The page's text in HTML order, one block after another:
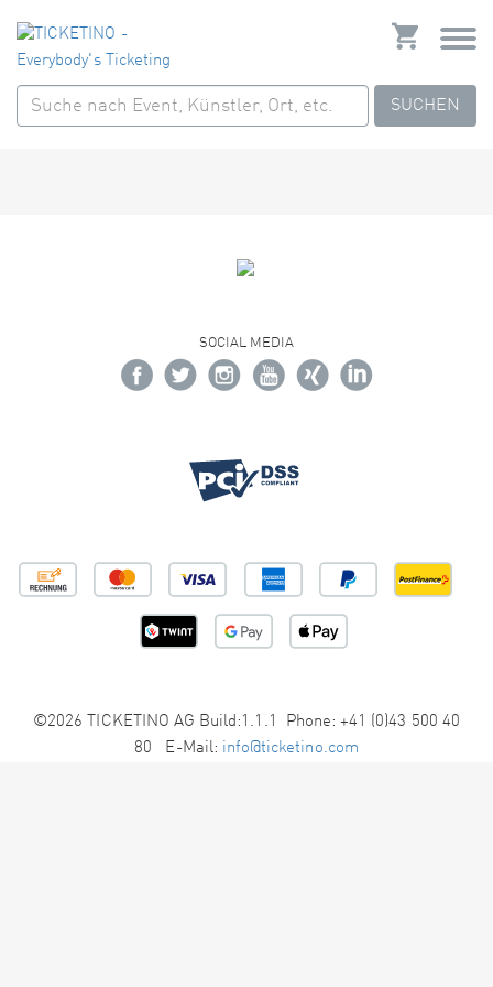
SUCHEN
SOCIAL MEDIA
©2026 TICKETINO AG Build:1.1.1 Phone: +41 (0)43 500 40
80 E-Mail: info@ticketino.com